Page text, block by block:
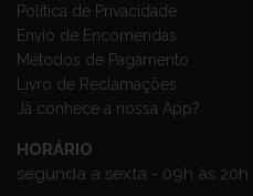
Política de Privacidade
Envio de Encomendas
Métodos de Pagamento
Livro de Reclamações
Já conhece a nossa App?
HORÁRIO
segunda a sexta - 09h às 20h